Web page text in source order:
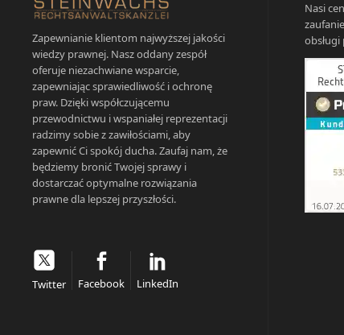
Zapewnianie klientom najwyższej jakości
wiedzy prawnej. Nasz oddany zespół
oferuje niezachwiane wsparcie,
zapewniając sprawiedliwość i ochronę
praw. Dzięki współczującemu
przewodnictwu i wspaniałej reprezentacji
radzimy sobie z zawiłościami, aby
zapewnić Ci spokój ducha. Zaufaj nam, że
będziemy bronić Twojej sprawy i
dostarczać optymalne rozwiązania
prawne dla lepszej przyszłości.
Twitter Facebook LinkedIn
Nasi
obsługi